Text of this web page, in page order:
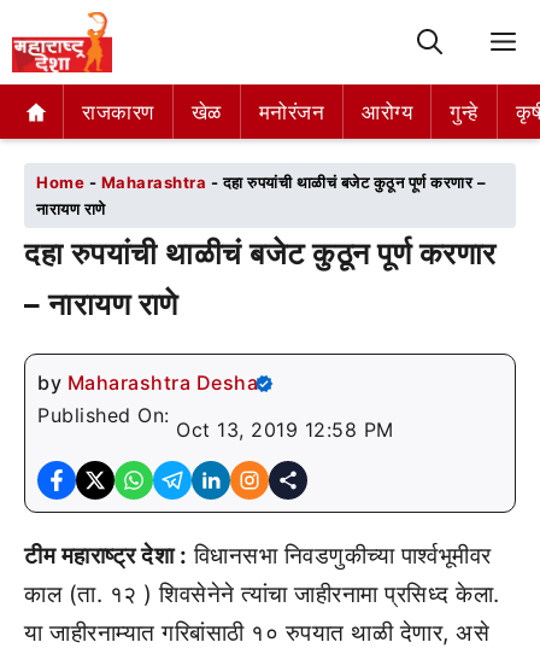
राजकारण खेळ मनोरंजन आरोग्य गुन्हे
राजकारण खेळ मनोरंजन आरोग्य गुन्हे
Home - Maharashtra -दहा रुपयांची थाळीचं बजेट कुठून पूर्ण करणार –
नारायण राणे
दहा रुपयांची थाळीचं बजेट कुठून पूर्ण करणार
– नारायण राणे
by Maharashtra Desha
Published On:
Oct 13, 2019 12:58 PM
टीम महाराष्ट्र देशा : विधानसभा निवडणुकीच्या पार्श्वभूमीवर
काल (ता. १२ ) शिवसेनेने त्यांचा जाहीरनामा प्रसिध्द केला.
या जाहीरनाम्यात गरिबांसाठी १० रुपयात थाळी देणार, असे